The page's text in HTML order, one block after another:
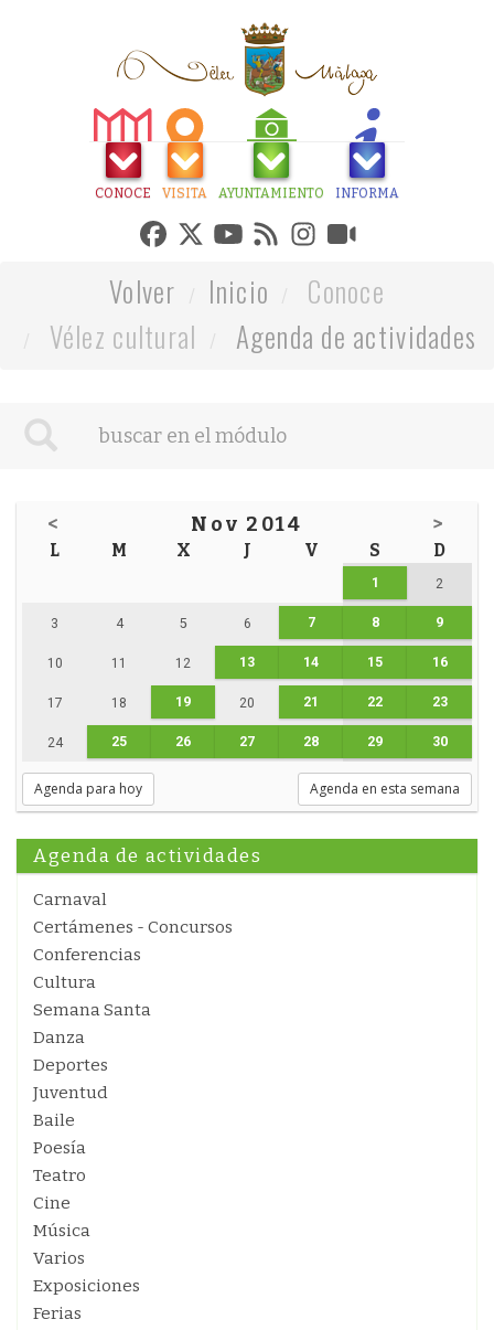
CONOCE VISITA AYUNTAMIENTO INFORMA
Volver Inicio
Conoce
Vélez cultural
Agenda de actividades
< Nov 2014 >
L M X J V S D
1 2
3 4 5 6 7 8 9
10 11 12 13 14 15 16
17 18 19 20 21 22 23
24 25 26 27 28 29 30
Agenda para hoy Agenda en esta semana
Agenda de actividades
Carnaval
Certámenes - Concursos
Conferencias
Cultura
Semana Santa
Danza
Deportes
Juventud
Baile
Poesía
Teatro
Cine
Música
Varios
Exposiciones
Ferias